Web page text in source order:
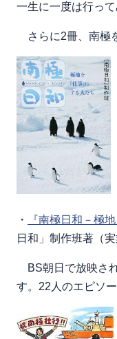
一生に一度は行っ
さらに2冊、南極
・ 『南極日和－極
日和」制作班著（実
BS朝日で放映さ
す。22人のエピソ